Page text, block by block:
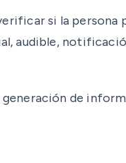
si la
audible,
de